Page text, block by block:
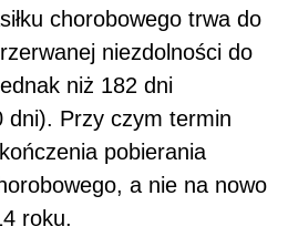
chorobowego trwa do
niezdolności do
niż 182 dni
dni). Przy czym termin
pobierania
a nie na nowo
roku.